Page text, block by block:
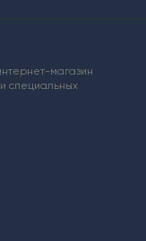
магазин
специальных